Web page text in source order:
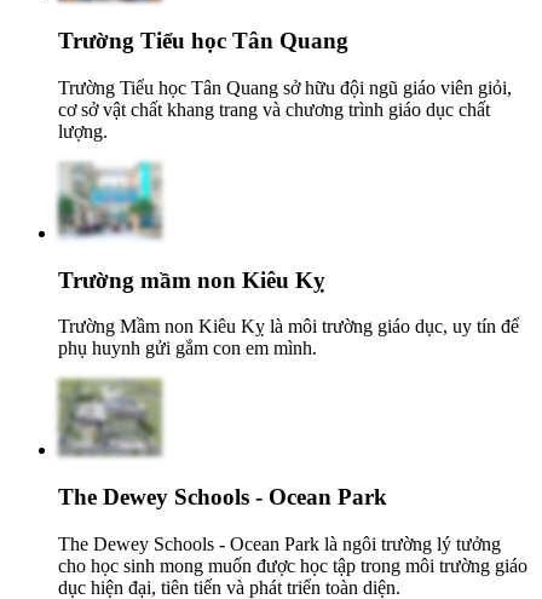
Trường Tiểu học Tân Quang
Trường Tiểu học Tân Quang sở hữu đội ngũ giáo viên giỏi,
cơ sở vật chất khang trang và chương trình giáo dục chất
lượng.
Trường mầm non Kiêu Kỵ
Trường Mầm non Kiêu Kỵ là môi trường giáo dục, uy tín để
phụ huynh gửi gắm con em mình.
The Dewey Schools - Ocean Park
The Dewey Schools - Ocean Park là ngôi trường lý tưởng
cho học sinh mong muốn được học tập trong môi trường giáo
dục hiện đại, tiên tiến và phát triển toàn diện.